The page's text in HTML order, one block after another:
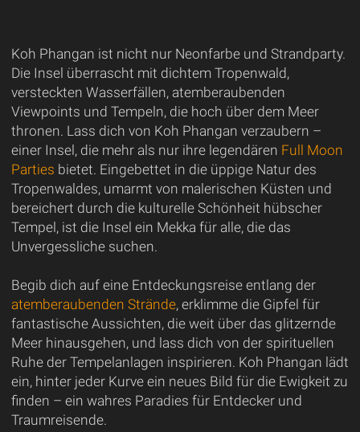
Koh Phangan ist nicht nur Neonfarbe und Strandparty.
Die Insel überrascht mit dichtem Tropenwald,
versteckten Wasserfällen, atemberaubenden
Viewpoints und Tempeln, die hoch über dem Meer
thronen. Lass dich von Koh Phangan verzaubern –
einer Insel, die mehr als nur ihre legendären Full Moon
Parties bietet. Eingebettet in die üppige Natur des
Tropenwaldes, umarmt von malerischen Küsten und
bereichert durch die kulturelle Schönheit hübscher
Tempel, ist die Insel ein Mekka für alle, die das
Unvergessliche suchen.
Begib dich auf eine Entdeckungsreise entlang der
atemberaubenden Strände, erklimme die Gipfel für
fantastische Aussichten, die weit über das glitzernde
Meer hinausgehen, und lass dich von der spirituellen
Ruhe der Tempelanlagen inspirieren. Koh Phangan lädt
ein, hinter jeder Kurve ein neues Bild für die Ewigkeit zu
finden – ein wahres Paradies für Entdecker und
Traumreisende.